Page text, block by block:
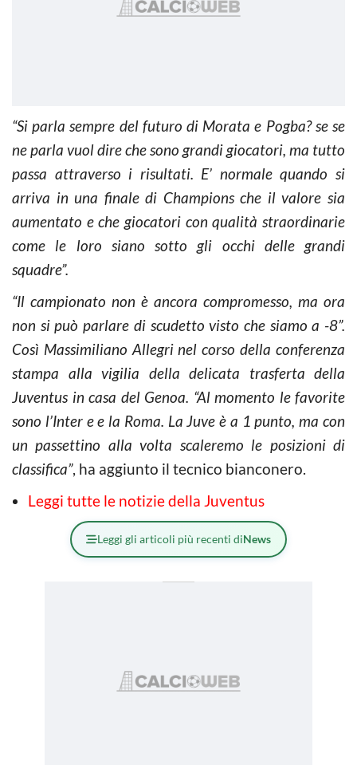
“Si parla sempre del futuro di Morata e Pogba? se se
ne parla vuol dire che sono grandi giocatori, ma tutto
passa attraverso i risultati. E’ normale quando si
arriva in una finale di Champions che il valore sia
aumentato e che giocatori con qualità straordinarie
come le loro siano sotto gli occhi delle grandi
squadre”.
“Il campionato non è ancora compromesso, ma ora
non si può parlare di scudetto visto che siamo a -8”.
Così Massimiliano Allegri nel corso della conferenza
stampa alla vigilia della delicata trasferta della
Juventus in casa del Genoa. “Al momento le favorite
sono l’Inter e e la Roma. La Juve è a 1 punto, ma con
un passettino alla volta scaleremo le posizioni di
classifica”, ha aggiunto il tecnico bianconero.
Leggi tutte le notizie della Juventus
Leggi gli articoli più recenti diNews